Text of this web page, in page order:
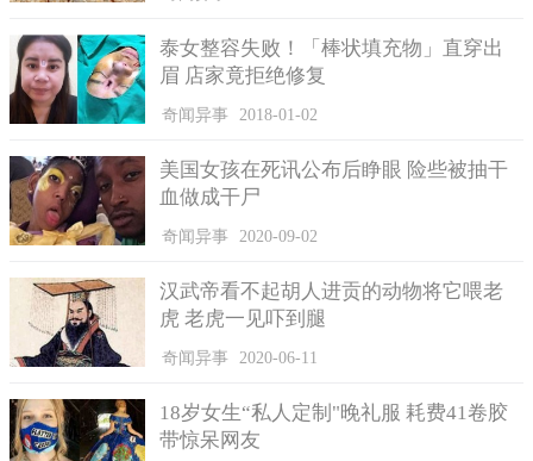
泰女整容失败！「棒状填充物」直穿出
眉 店家竟拒绝修复
奇闻异事 2018-01-02
美国女孩在死讯公布后睁眼 险些被抽干
血做成干尸
奇闻异事 2020-09-02
汉武帝看不起胡人进贡的动物将它喂老
虎 老虎一见吓到腿
奇闻异事 2020-06-11
18岁女生“私人定制"晚礼服 耗费41卷胶
带惊呆网友